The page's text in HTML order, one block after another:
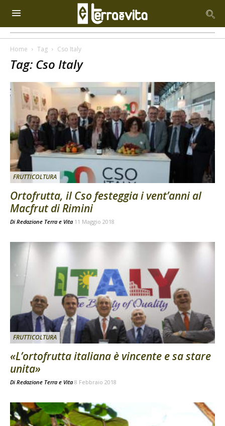
Home Tag Cso Italy
Tag: Cso Italy
FRUTTICOLTURA
Ortofrutta, il Cso festeggia i vent’anni al
Macfrut di Rimini
Di Redazione Terra e Vita 11 Maggio 2018
FRUTTICOLTURA
«L’ortofrutta italiana è vincente e sa stare
unita»
Di Redazione Terra e Vita 8 Febbraio 2018